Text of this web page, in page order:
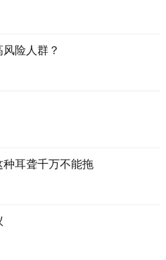
险人群？
种耳聋千万不能拖